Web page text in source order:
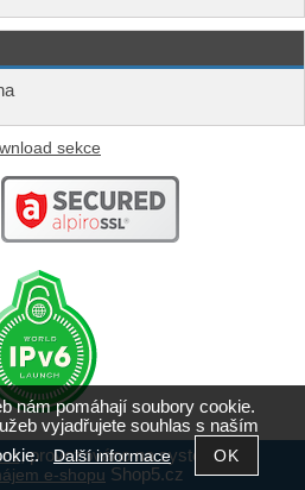
sekce
,provozováno na systému
e-shopu Shop5.cz
nám pomáhají soubory cookie.
vyjadřujete souhlas s naším
Další informace